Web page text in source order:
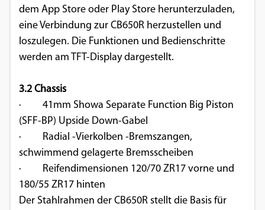
dem App Store oder Play Store herunterzuladen,
eine Verbindung zur CB650R herzustellen und
loszulegen. Die Funktionen und Bedienschritte
werden am TFT-Display dargestellt.
3.2 Chassis
· 41mm Showa Separate Function Big Piston
(SFF-­BP) Upside Down-Gabel
· Radial­ -Vierkolben -Bremszangen,
schwimmend gelagerte Bremsscheiben
· Reifendimensionen 120/70­ ZR17 vorne und
180/55 ­ZR17 hinten
Der Stahlrahmen der CB650R stellt die Basis für